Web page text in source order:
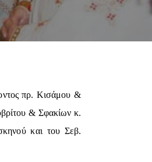
πρ. Κισάμου &
& Σφακίων κ.
και του Σεβ.